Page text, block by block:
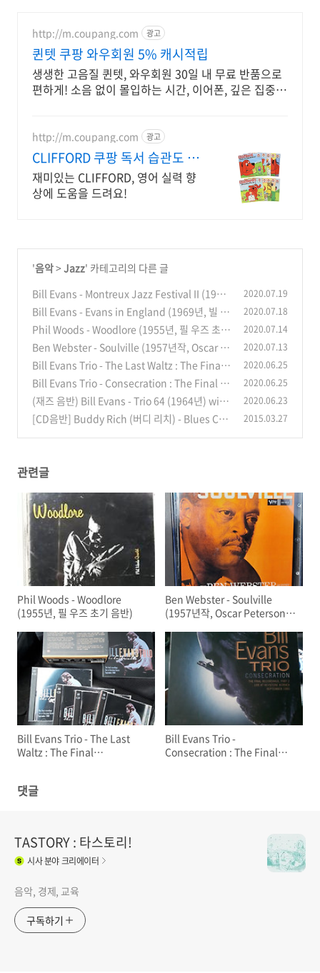
http://m.coupang.com 광고
퀸텟 쿠팡 와우회원 5% 캐시적립
생생한 고음질 퀸텟, 와우회원 30일 내 무료 반품으로
편하게! 소음 없이 몰입하는 시간, 이어폰, 깊은 집중을
http://m.coupang.com 광고
CLIFFORD 쿠팡 독서 습관도 로
켓배송으로
재미있는 CLIFFORD, 영어 실력 향
상에 도움을 드려요!
'음악>Jazz' 카테고리의 다른 글
Bill Evans - Montreux Jazz Festival II (1970
년, 빌 에반스 몽퇴르 재즈 페스티벌) (0)
2020.07.19
Bill Evans - Evans in England (1969년, 빌 에
반스/에디 고메즈/마티 모렐)
(0)
2020.07.18
Phil Woods - Woodlore (1955년, 필 우즈 초기
음반)
(0)
2020.07.14
Ben Webster - Soulville (1957년작, Oscar P
eterson, Ray Brown, Herb Ellis 등)
(0)
2020.07.13
Bill Evans Trio - The Last Waltz : The Final
Recordings (1980년) 빌 에반스 마지막 녹음
(0)
2020.06.25
Bill Evans Trio - Consecration : The Final R
ecordings Part2 (1980년) 빌 에반스 마지막 녹
음 (0)
2020.06.25
(재즈 음반) Bill Evans - Trio 64 (1964년) with
Gary Peacock, Paul Motian
(0)
2020.06.23
[CD음반] Buddy Rich (버디 리치) - Blues Car
2015.03.27
관련글
Phil Woods - Woodlore
(1955년, 필 우즈 초기 음반)
Ben Webster - Soulville
(1957년작, Oscar Peterson,
Bill Evans Trio - The Last
Waltz : The Final
Bill Evans Trio -
Consecration : The Final
댓글
TASTORY : 타스토리!
시사분야 크리에이터
음악, 경제, 교육
구독하기